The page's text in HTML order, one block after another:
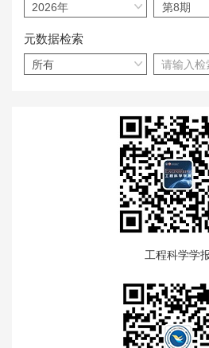
元数据检索
工程科学学